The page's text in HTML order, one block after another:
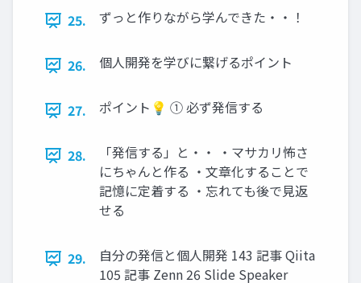
25. ずっと作りながら学んできた・・！
26. 個人開発を学びに繋げるポイント
27. ポイント💡 ① 必ず発信する
28.
「発信する」と・・ ・マサカリ怖さ
にちゃんと作る ・文章化することで
記憶に定着する ・忘れても後で見返
せる
29.
自分の発信と個人開発 143 記事 Qiita
105 記事 Zenn 26 Slide Speaker